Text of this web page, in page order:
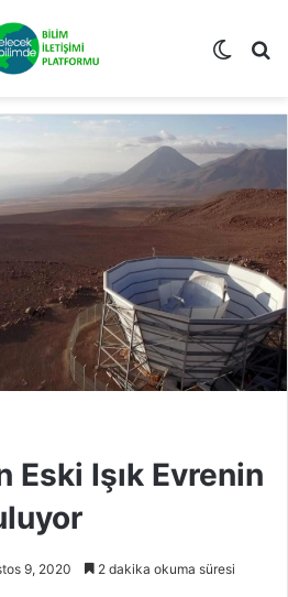
Dış
Eski Işık Evrenin
9, 2020 2 dakika okuma süresi